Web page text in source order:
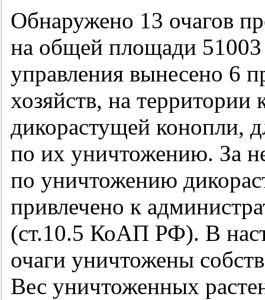
Обнаружено 13 очагов
на общей площади
управления вынесено 6
хозяйств, на
дикорастущей конопли,
по их уничтожению. За
по уничтожению
привлечено к
(ст.10.5 КоАП РФ). В
очаги уничтожены
Вес уничтоженных